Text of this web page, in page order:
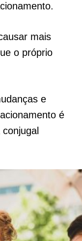
mais
o próprio
e
é